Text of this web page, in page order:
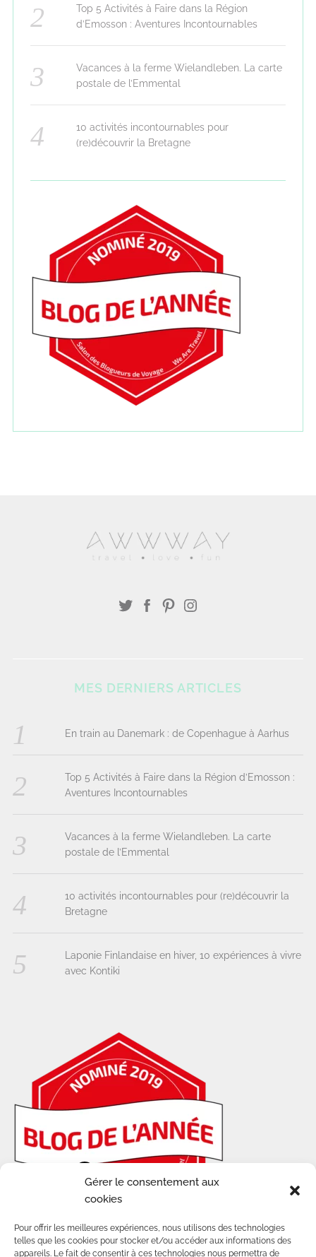
Gérer le consentement aux
cookies
Pour offrir les meilleures expériences, nous utilisons des technologies
telles que les cookies pour stocker et/ou accéder aux informations des
appareils. Le fait de consentir à ces technologies nous permettra de
Top 5 Activités à Faire dans la Région
d’Emosson : Aventures Incontournables
Vacances à la ferme Wielandleben. La carte
postale de l’Emmental
10 activités incontournables pour
(re)découvrir la Bretagne
MES DERNIERS ARTICLES
En train au Danemark : de Copenhague à Aarhus
Top 5 Activités à Faire dans la Région d’Emosson :
Aventures Incontournables
Vacances à la ferme Wielandleben. La carte
postale de l’Emmental
10 activités incontournables pour (re)découvrir la
Bretagne
Laponie Finlandaise en hiver, 10 expériences à vivre
avec Kontiki